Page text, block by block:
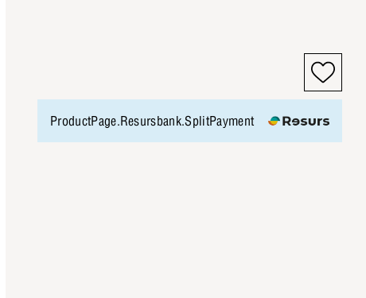
ProductPage.Resursbank.SplitPayment